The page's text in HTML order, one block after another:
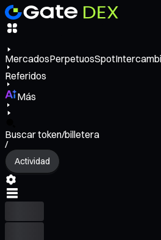
MercadosPerpetuosSpot
Referidos
Más
Buscar token/billetera
/
Actividad